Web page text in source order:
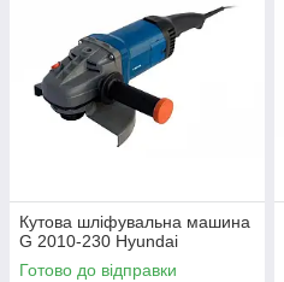
Кутова шліфувальна машина
G 2010-230 Hyundai
Готово до відправки